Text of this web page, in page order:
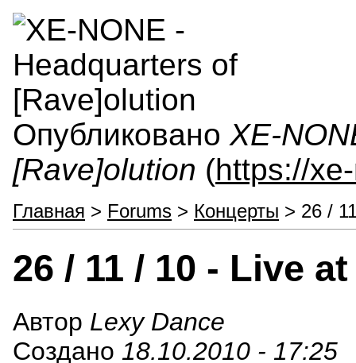
Опубликовано XE-
[Rave]olution (https://
Главная > Forums > Концерты > 26 /
26 / 11 / 10 - Live
Автор Lexy Dance
Создано 18.10.2010 - 17:25